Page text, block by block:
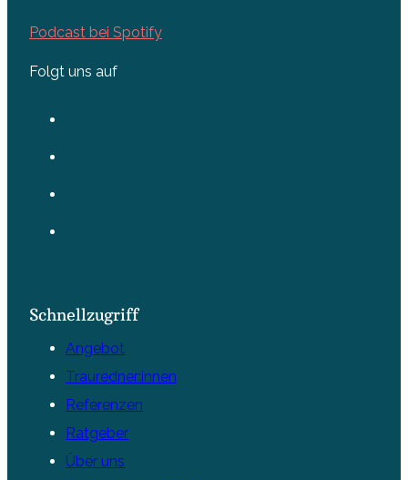
Podcast bei Spotify
Folgt uns auf
Schnellzugriff
Angebot
Trauredner:innen
Referenzen
Ratgeber
Über uns